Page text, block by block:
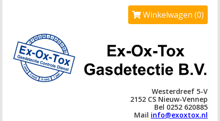
Winkelwagen (0)
Westerdreef 5-V
2152 CS Nieuw-Vennep
Bel 0252 620885
Mail info@exoxtox.nl